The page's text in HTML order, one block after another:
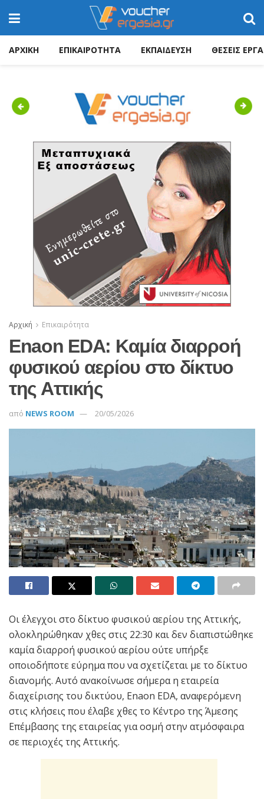
ΑΡΧΙΚΗ ΕΠΙΚΑΙΡΟΤΗΤΑ ΕΚΠΑΙΔΕΥΣΗ ΘΕΣΕΙΣ
Previous Next
Αρχική Επικαιρότητα
Enaon EDA: Kαμία διαρροή
φυσικού αερίου στο δίκτυο
της Αττικής
από NEWS ROOM 20/05/2026
Οι έλεγχοι στο δίκτυο φυσικού αερίου της Αττικής,
ολοκληρώθηκαν χθες στις 22:30 και δεν διαπιστώθηκε
καμία διαρροή φυσικού αερίου ούτε υπήρξε
οποιοδήποτε εύρημα που να σχετίζεται με το δίκτυο
διανομής. Αυτό ανακοίνωσε σήμερα η εταιρεία
διαχείρισης του δικτύου, Enaon EDA, αναφερόμενη
στις κλήσεις που έλαβε χθες το Κέντρο της Άμεσης
Επέμβασης της εταιρείας για οσμή στην ατμόσφαιρα
σε περιοχές της Αττικής.